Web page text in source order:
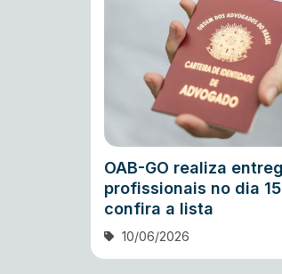
OAB-GO realiza
profissionais no dia
confira a lista
10/06/2026